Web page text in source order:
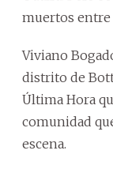
muertos entre
Viviano
distrito de
Última Hora
comunidad
escena.